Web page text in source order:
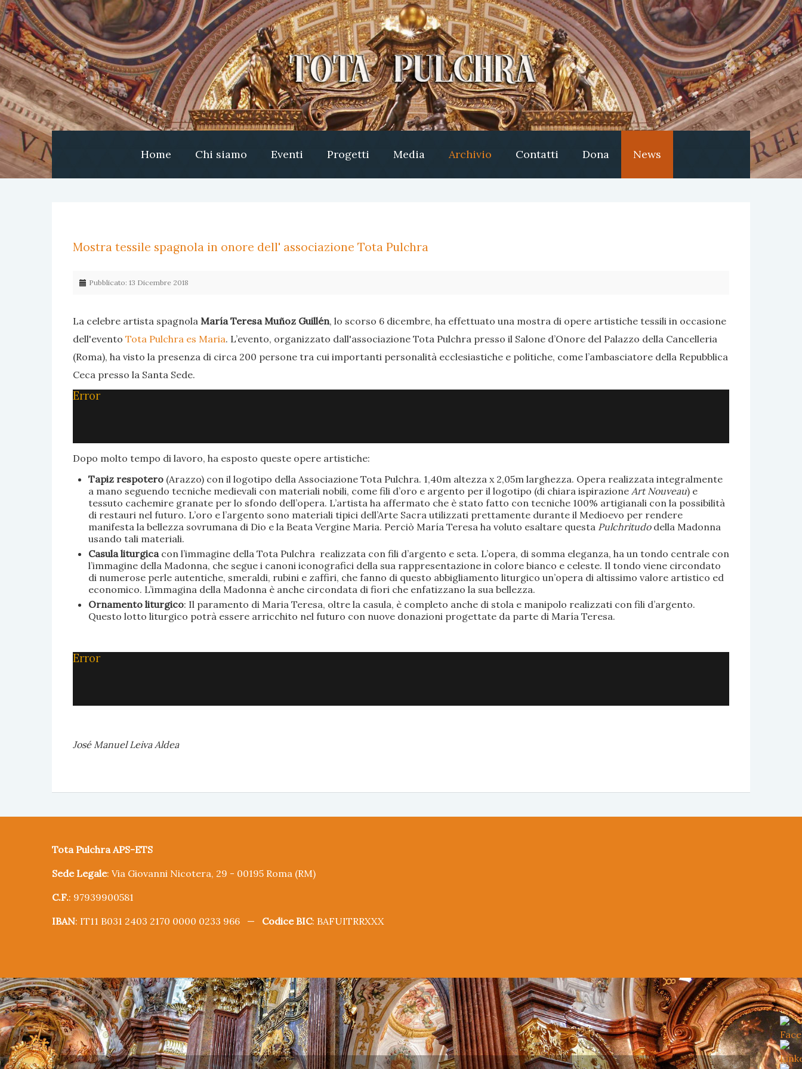
Home Chi siamo Eventi Progetti Media Archivio Contatti Dona News
Mostra tessile spagnola in onore dell' associazione Tota Pulchra
Pubblicato: 13 Dicembre 2018
La celebre artista spagnola María Teresa Muñoz Guillén, lo scorso 6 dicembre, ha effettuato una mostra di opere artistiche tessili in occasione
dell'evento Tota Pulchra es Maria. L’evento, organizzato dall'associazione Tota Pulchra presso il Salone d’Onore del Palazzo della Cancelleria
(Roma), ha visto la presenza di circa 200 persone tra cui importanti personalità ecclesiastiche e politiche, come l’ambasciatore della Repubblica
Ceca presso la Santa Sede.
Error
Dopo molto tempo di lavoro, ha esposto queste opere artistiche:
Tapiz respotero(Arazzo) con il logotipo della Associazione Tota Pulchra. 1,40m altezza x 2,05m larghezza. Opera realizzata integralmente
a mano seguendo tecniche medievali con materiali nobili, come fili d’oro e argento per il logotipo (di chiara ispirazione Art Nouveau) e
tessuto cachemire granate per lo sfondo dell’opera. L’artista ha affermato che è stato fatto con tecniche 100% artigianali con la possibilità
di restauri nel futuro. L’oro e l’argento sono materiali tipici dell’Arte Sacra utilizzati prettamente durante il Medioevo per rendere
manifesta la bellezza sovrumana di Dio e la Beata Vergine Maria. Perciò María Teresa ha voluto esaltare questa Pulchritudo della Madonna
usando tali materiali.
Casula liturgica con l’immagine della Tota Pulchra realizzata con fili d’argento e seta. L’opera, di somma eleganza, ha un tondo centrale con
l’immagine della Madonna, che segue i canoni iconografici della sua rappresentazione in colore bianco e celeste. Il tondo viene circondato
di numerose perle autentiche, smeraldi, rubini e zaffiri, che fanno di questo abbigliamento liturgico un’opera di altissimo valore artistico ed
economico. L’immagina della Madonna è anche circondata di fiori che enfatizzano la sua bellezza.
Ornamento liturgico: Il paramento di Maria Teresa, oltre la casula, è completo anche di stola e manipolo realizzati con fili d’argento.
Questo lotto liturgico potrà essere arricchito nel futuro con nuove donazioni progettate da parte di María Teresa.
Error
José Manuel Leiva Aldea
Tota Pulchra APS-ETS
Sede Legale: Via Giovanni Nicotera, 29 - 00195 Roma (RM)
C.F.: 97939900581
IBAN: IT11 B031 2403 2170 0000 0233 966 — Codice BIC: BAFUITRRXXX